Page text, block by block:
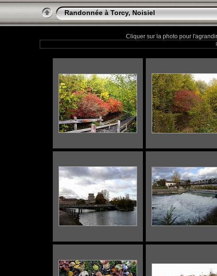
Randonnée à Torcy, Noisiel
Cliquer sur la photo pour